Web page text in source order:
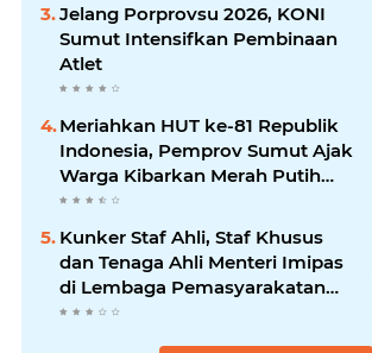
Jelang Porprovsu 2026, KONI
Sumut Intensifkan Pembinaan
Atlet
Meriahkan HUT ke-81 Republik
Indonesia, Pemprov Sumut Ajak
Warga Kibarkan Merah Putih
Mulai 1 Agustus
Kunker Staf Ahli, Staf Khusus
dan Tenaga Ahli Menteri Imipas
di Lembaga Pemasyarakatan
Kelas I Medan: Pelayanan Prima